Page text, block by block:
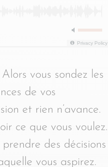
Privacy Policy
vous sondez les
de vos
et rien n’avance.
ce que vous voulez.
des décisions
vous aspirez.